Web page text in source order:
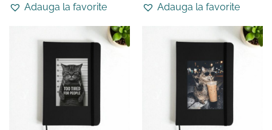
are Adauga la favorite Adauga la favorite